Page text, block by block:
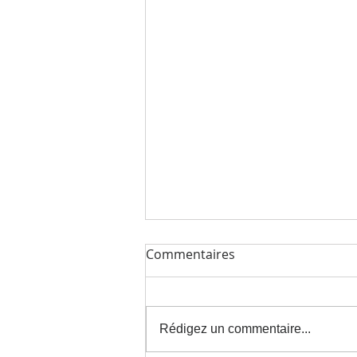
Commentaires
Rédigez un commentaire...